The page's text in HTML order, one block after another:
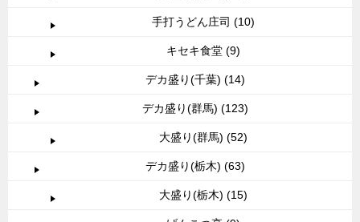
手打うどん庄司 (10)
キセキ食堂 (9)
デカ盛り(千葉) (14)
デカ盛り(群馬) (123)
大盛り(群馬) (52)
デカ盛り(栃木) (63)
大盛り(栃木) (15)